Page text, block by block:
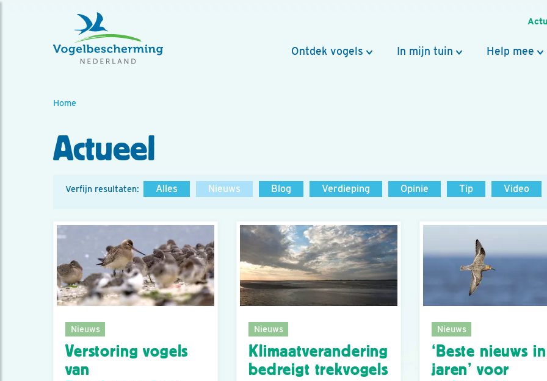
Ontdek vogels In mijn tuin Help mee
Home
Actueel
Verfijn resultaten: Alles Nieuws Blog Verdieping Opinie Tip Video
Nieuws
Verstoring vogels
van
Nieuws
Klimaatverandering
bedreigt trekvogels
Nieuws
‘Beste nieuws in
jaren’ voor